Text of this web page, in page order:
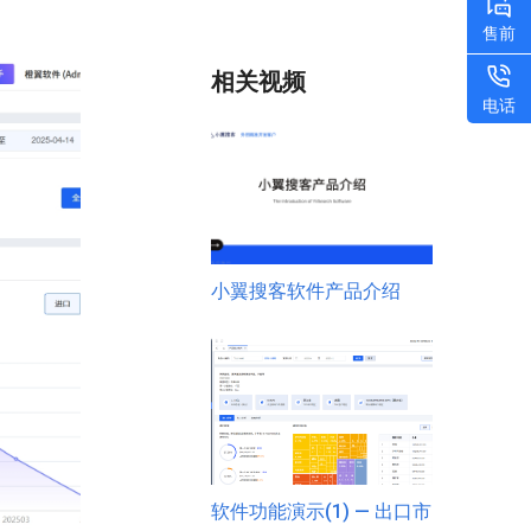
相关视频
小翼搜客软件产品介绍
软件功能演示(1) — 出口市
售前
电话